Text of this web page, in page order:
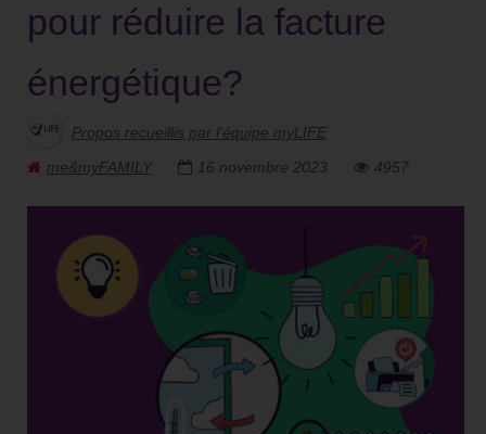
pour réduire la facture
énergétique?
Propos recueillis par l'équipe myLIFE
me&myFAMILY
16 novembre 2023 4957